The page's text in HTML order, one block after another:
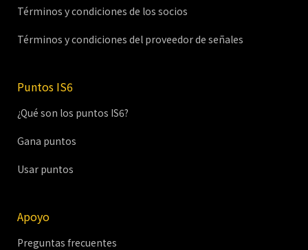
Términos y condiciones de los socios
Términos y condiciones del proveedor de señales
Puntos IS6
¿Qué son los puntos IS6?
Gana puntos
Usar puntos
Apoyo
Preguntas frecuentes